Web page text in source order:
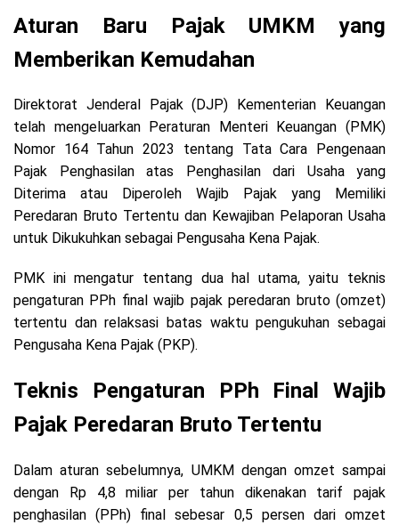
Aturan Baru Pajak UMKM yang
Memberikan Kemudahan
Direktorat Jenderal Pajak (DJP) Kementerian Keuangan
telah mengeluarkan Peraturan Menteri Keuangan (PMK)
Nomor 164 Tahun 2023 tentang Tata Cara Pengenaan
Pajak Penghasilan atas Penghasilan dari Usaha yang
Diterima atau Diperoleh Wajib Pajak yang Memiliki
Peredaran Bruto Tertentu dan Kewajiban Pelaporan Usaha
untuk Dikukuhkan sebagai Pengusaha Kena Pajak.
PMK ini mengatur tentang dua hal utama, yaitu teknis
pengaturan PPh final wajib pajak peredaran bruto (omzet)
tertentu dan relaksasi batas waktu pengukuhan sebagai
Pengusaha Kena Pajak (PKP).
Teknis Pengaturan PPh Final Wajib
Pajak Peredaran Bruto Tertentu
Dalam aturan sebelumnya, UMKM dengan omzet sampai
dengan Rp 4,8 miliar per tahun dikenakan tarif pajak
penghasilan (PPh) final sebesar 0,5 persen dari omzet